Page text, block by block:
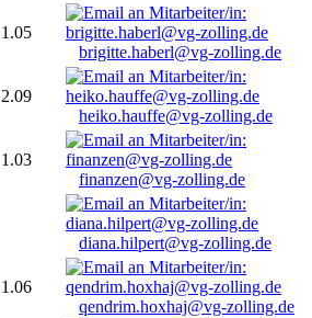
1.05
brigitte.haberl@vg-zolling.de
2.09
heiko.hauffe@vg-zolling.de
1.03
finanzen@vg-zolling.de
diana.hilpert@vg-zolling.de
1.06
qendrim.hoxhaj@vg-zolling.de